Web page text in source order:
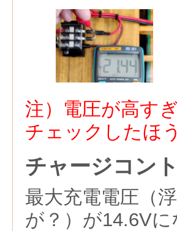
注）電圧が高す
チェックしたほ
チャージコン
最大充電電圧（
が？）が14.6V